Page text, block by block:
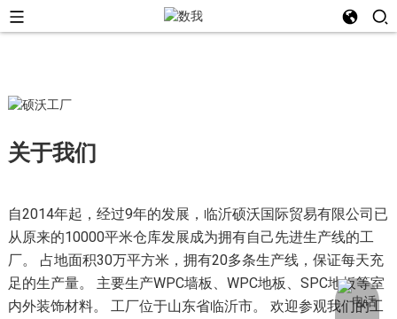
关于我们
自2014年起，经过9年的发展，临沂硕沃国际贸易有限公司已
从原来的10000平米仓库发展成为拥有自己先进生产线的工
厂。 占地面积30万平方米，拥有20多条生产线，保证每天充
足的生产量。 主要生产WPC墙板、WPC地板、SPC地板等室
内外装饰材料。 工厂位于山东省临沂市。 欢迎参观我们的工